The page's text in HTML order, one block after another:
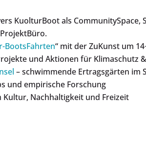
KuolturBoot als CommunitySpace,
BootsFahrten“ mit der ZuKunst um
und Aktionen für Klimaschutz
– schwimmende Ertragsgärten im
und empirische Forschung
Nachhaltigkeit und Freizeit